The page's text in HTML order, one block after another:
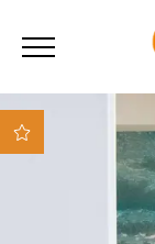
Parcheggio box